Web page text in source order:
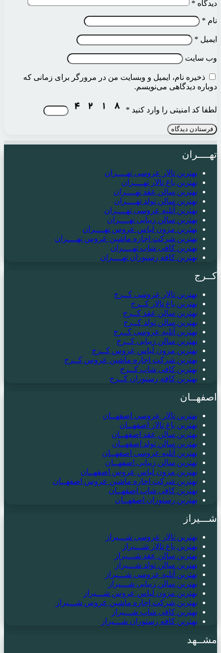
دیدگاه *
نام *
ایمیل *
وب‌ سایت
ذخیره نام، ایمیل و وبسایت من در مرورگر برای زمانی که
دوباره دیدگاهی می‌نویسم.
لطفا کد امنیتی را وارد کنید *
تهــــران
بهترین تالار عروسی تهــــران
بهترین باغ تالار تهــــران
بهترین سالن عقد تهــــران
بهترین سالن تولد تهــــران
بهترین آتلیه عروسی تهــــران
بهترین سالن زیبایی تهــــران
بهترین مزون لباس عروس تهــــران
بهترین شرکت اجاره ماشین عروس تهــــران
بهترین کافی شاپ تهــــران
بهترین کافه رستوران تهــــران
کــرج
بهترین تالار عروسی کــرج
بهترین باغ تالار کــرج
بهترین سالن عقد کــرج
بهترین سالن تولد کــرج
بهترین آتلیه عروسی کــرج
بهترین سالن زیبایی کــرج
بهترین مزون لباس عروس کــرج
بهترین شرکت اجاره ماشین عروس کــرج
بهترین کافی شاپ کــرج
بهترین کافه رستوران کــرج
اصفهــان
بهترین تالار عروسی اصفهــان
بهترین باغ تالار اصفهــان
بهترین سالن عقد اصفهــان
بهترین سالن تولد اصفهــان
بهترین آتلیه عروسی اصفهــان
بهترین سالن زیبایی اصفهــان
بهترین مزون لباس عروس اصفهــان
بهترین شرکت اجاره ماشین عروس اصفهــان
بهترین کافی شاپ اصفهــان
بهترین رستوران اصفهــان
شـــیراز
بهترین تالار عروسی شـــیراز
بهترین باغ تالار شـــیراز
بهترین سالن عقد شـــیراز
بهترین سالن تولد شـــیراز
بهترین آتلیه عروسی شـــیراز
بهترین سالن زیبایی شـــیراز
بهترین مزون لباس عروس شـــیراز
بهترین شرکت اجاره ماشین عروس شـــیراز
بهترین کافی شاپ شـــیراز
بهترین کافه رستوران شـــیراز
مشــهد